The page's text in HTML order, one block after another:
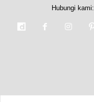
Hubungi kami: